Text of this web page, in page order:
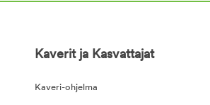
Kaverit ja Kasvattajat
Kaveri-ohjelma